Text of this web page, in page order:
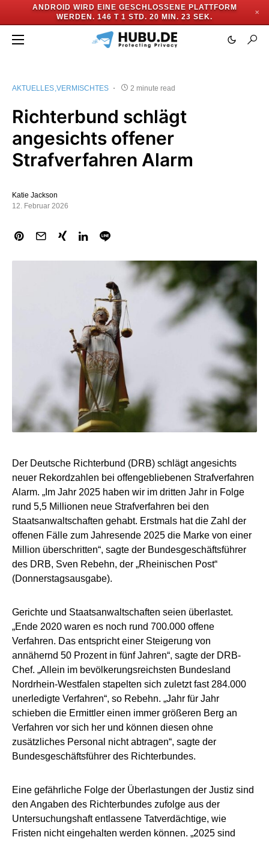
ANDROID WIRD EINE GESCHLOSSENE PLATTFORM
WERDEN. 146 T 1 STD. 20 MIN. 22 SEK.
✕
AKTUELLES VERMISCHTES 2 minute read
Richterbund schlägt
angesichts offener
Strafverfahren Alarm
Katie Jackson
12. Februar 2026
Der Deutsche Richterbund (DRB) schlägt angesichts
neuer Rekordzahlen bei offengebliebenen Strafverfahren
Alarm. „Im Jahr 2025 haben wir im dritten Jahr in Folge
rund 5,5 Millionen neue Strafverfahren bei den
Staatsanwaltschaften gehabt. Erstmals hat die Zahl der
offenen Fälle zum Jahresende 2025 die Marke von einer
Million überschritten“, sagte der Bundesgeschäftsführer
des DRB, Sven Rebehn, der „Rheinischen Post“
(Donnerstagsausgabe).
Gerichte und Staatsanwaltschaften seien überlastet.
„Ende 2020 waren es noch rund 700.000 offene
Verfahren. Das entspricht einer Steigerung von
annähernd 50 Prozent in fünf Jahren“, sagte der DRB-
Chef. „Allein im bevölkerungsreichsten Bundesland
Nordrhein-Westfalen stapelten sich zuletzt fast 284.000
unerledigte Verfahren“, so Rebehn. „Jahr für Jahr
schieben die Ermittler einen immer größeren Berg an
Verfahren vor sich her und können diesen ohne
zusätzliches Personal nicht abtragen“, sagte der
Bundesgeschäftsführer des Richterbundes.
Eine gefährliche Folge der Überlastungen der Justiz sind
den Angaben des Richterbundes zufolge aus der
Untersuchungshaft entlassene Tatverdächtige, wie
Fristen nicht eingehalten werden können. „2025 sind